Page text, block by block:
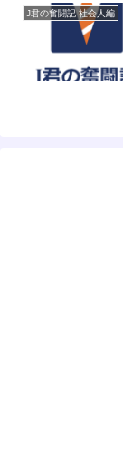
J君の奮闘記 社会人編